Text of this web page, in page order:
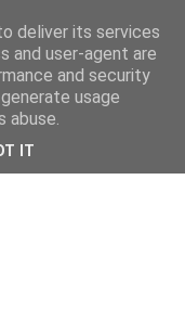
deliver its services
and user-agent are
and security
usage
abuse.
IT